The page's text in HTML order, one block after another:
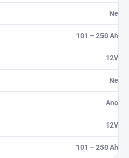
Ne
101 – 250 Ah
12V
Ne
Ano
12V
101 – 250 Ah